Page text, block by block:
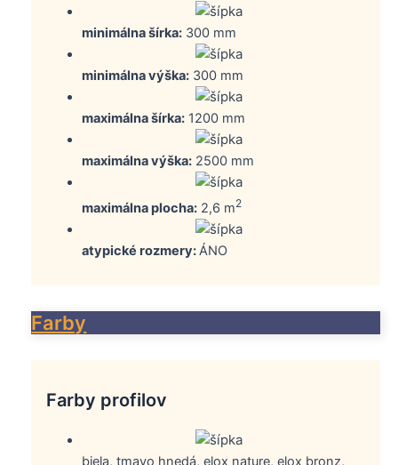
minimálna šírka: 300 mm
minimálna výška: 300 mm
maximálna šírka: 1200 mm
maximálna výška: 2500 mm
maximálna plocha: 2,6 m2
atypické rozmery:ÁNO
Farby
Farby profilov
biela, tmavo hnedá, elox nature, elox bronz,